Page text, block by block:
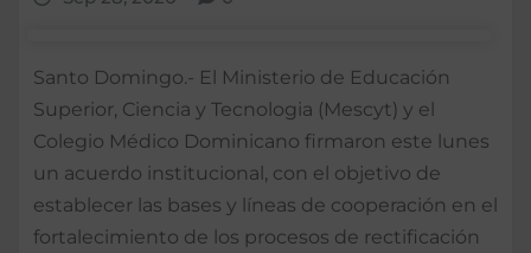
Santo Domingo.- El Ministerio de Educación
Superior, Ciencia y Tecnologia (Mescyt) y el
Colegio Médico Dominicano firmaron este lunes
un acuerdo institucional, con el objetivo de
establecer las bases y líneas de cooperación en el
fortalecimiento de los procesos de rectificación